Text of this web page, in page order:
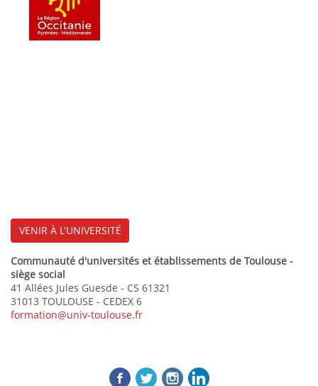
VENIR À L'UNIVERSITÉ
Communauté d'universités et établissements de Toulouse -
siège social
41 Allées Jules Guesde - CS 61321
31013 TOULOUSE - CEDEX 6
formation@univ-toulouse.fr